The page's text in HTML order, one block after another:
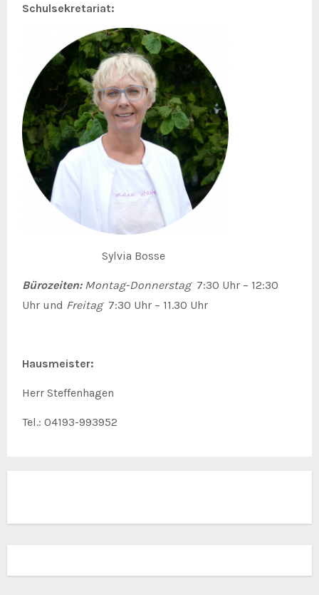
Schulsekretariat:
Sylvia Bosse
Bürozeiten: Montag-Donnerstag 7:30 Uhr – 12:30
Uhr und Freitag 7:30 Uhr – 11.30 Uhr
Hausmeister:
Herr Steffenhagen
Tel.: 04193-993952